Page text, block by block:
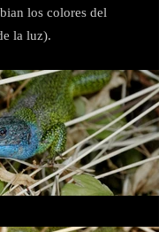
los colores del
la luz).